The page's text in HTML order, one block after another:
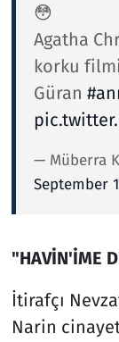
😳
Agatha
korku
Güran
— Müberra
September
"HAVİN'İME
İtirafçı
Narin